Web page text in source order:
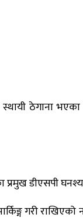
ठेगाना
डीएसपी
गरी राखिएको